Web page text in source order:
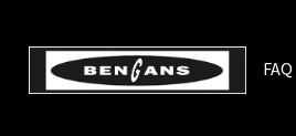
FAQ